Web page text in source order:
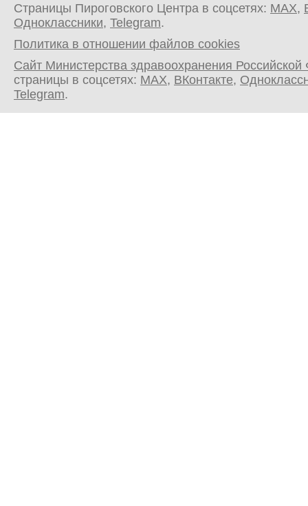
Страницы Пироговского Центра в соцсетях: MAX,
Одноклассники, Telegram.
Политика в отношении файлов cookies
Сайт Министерства здравоохранения
страницы в соцсетях: MAX, ВКонтакте,
Telegram.